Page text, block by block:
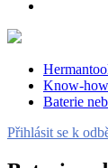
Know-how
Baterie
Přihlásit se k